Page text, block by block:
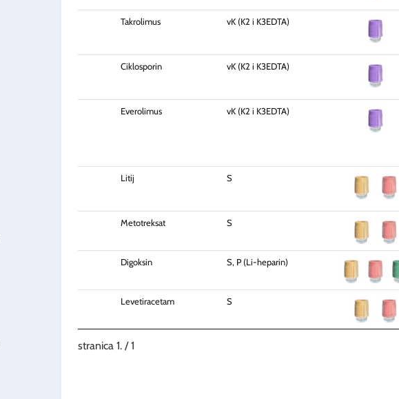
Takrolimus vK (K2 i K3EDTA)
Ciklosporin vK (K2 i K3EDTA)
Everolimus vK (K2 i K3EDTA)
Litij S
Metotreksat S
Digoksin S, P (Li-heparin)
Levetiracetam S
stranica 1. / 1